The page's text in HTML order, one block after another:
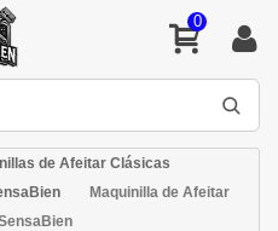
0
de Afeitar Clásicas
Maquinilla de Afeitar